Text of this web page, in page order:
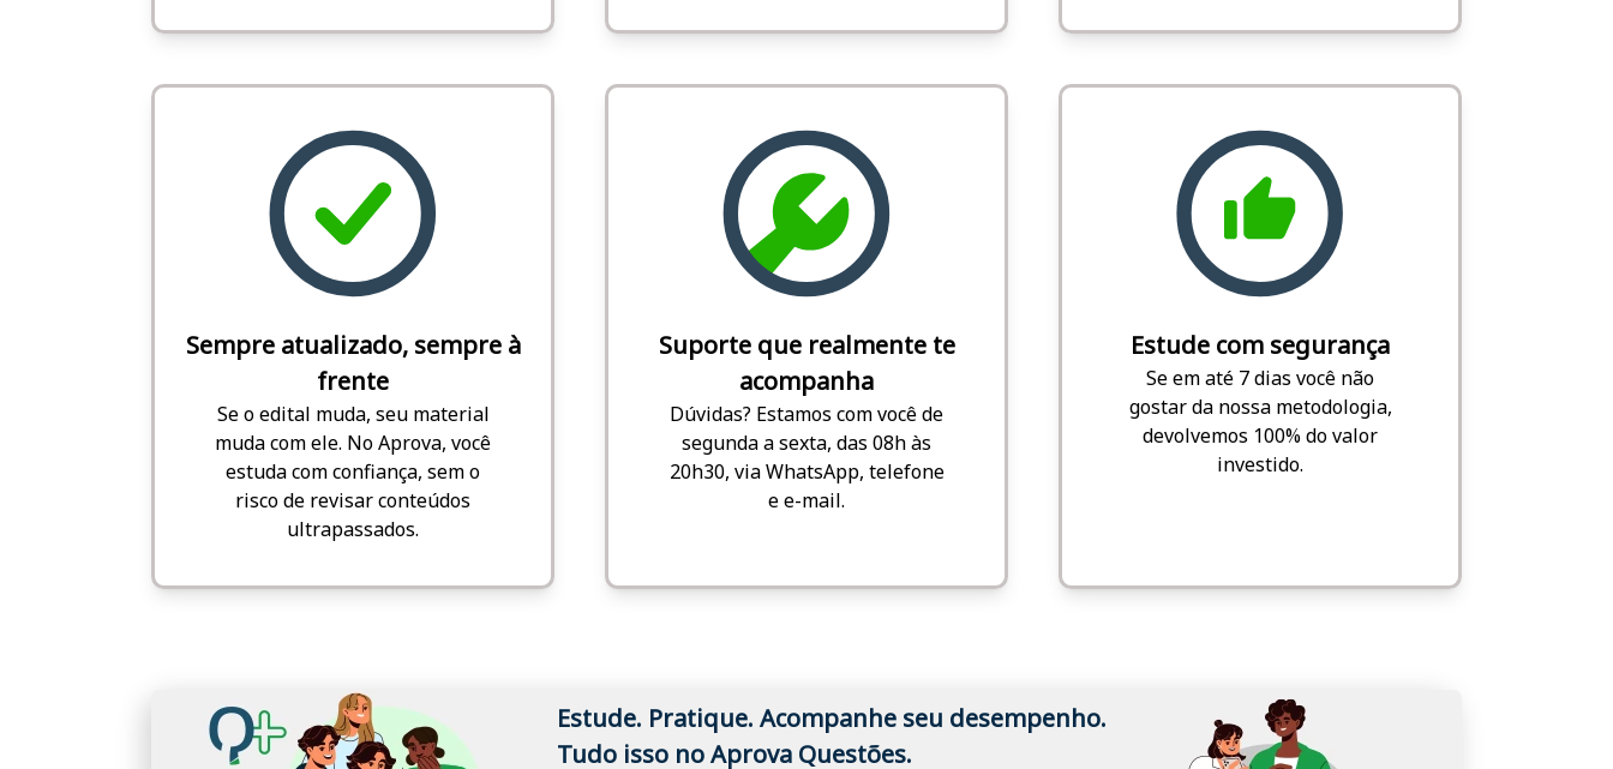
Sempre atualizado, sempre à
frente
Se o edital muda, seu material
muda com ele. No Aprova, você
estuda com confiança, sem o
risco de revisar conteúdos
ultrapassados.
Suporte que realmente te
acompanha
Dúvidas? Estamos com você de
segunda a sexta, das 08h às
20h30, via WhatsApp, telefone
e e-mail.
Estude com segurança
Se em até 7 dias você não
gostar da nossa metodologia,
devolvemos 100% do valor
investido.
Estude. Pratique. Acompanhe seu desempenho.
Tudo isso no Aprova Questões.